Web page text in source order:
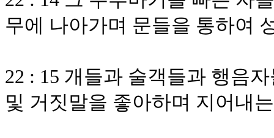
무에 나아가며 문들을 통하여
22 : 15 개들과 술객들과 행음
및 거짓말을 좋아하며 지어내